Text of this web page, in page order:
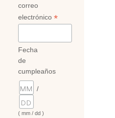
correo
electrónico *
Fecha
de
cumpleaños
/
( mm / dd )